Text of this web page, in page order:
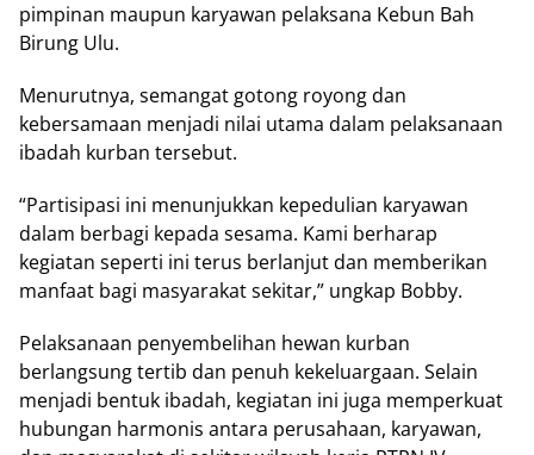
pimpinan maupun karyawan pelaksana Kebun Bah
Birung Ulu.
Menurutnya, semangat gotong royong dan
kebersamaan menjadi nilai utama dalam pelaksanaan
ibadah kurban tersebut.
“Partisipasi ini menunjukkan kepedulian karyawan
dalam berbagi kepada sesama. Kami berharap
kegiatan seperti ini terus berlanjut dan memberikan
manfaat bagi masyarakat sekitar,” ungkap Bobby.
Pelaksanaan penyembelihan hewan kurban
berlangsung tertib dan penuh kekeluargaan. Selain
menjadi bentuk ibadah, kegiatan ini juga memperkuat
hubungan harmonis antara perusahaan, karyawan,